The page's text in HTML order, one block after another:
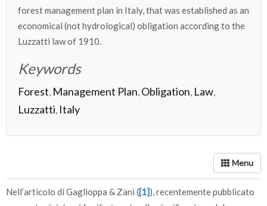
forest management plan in Italy, that was established as an
economical (not hydrological) obligation according to the
Luzzatti law of 1910.
Keywords
Forest, Management Plan, Obligation, Law,
Luzzatti, Italy
Nell’articolo di Gaglioppa & Zani ([1]), recentemente pubblicato